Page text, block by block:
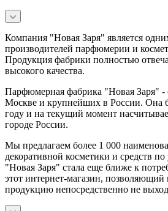
Компания "Новая Заря" является
производителей парфюмерии и
Продукция фабрики полностью
высокого качества.
Парфюмерная фабрика "Новая Заря" -
Москве и крупнейших в России. Она
году и на текущий момент
городе России.
Мы предлагаем более 1 000
декоративной косметики и средств по
"Новая Заря" стала еще ближе к
этот интернет-магазин, позволяющий
продукцию непосредственно не